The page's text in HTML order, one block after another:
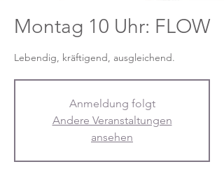
Montag 10 Uhr: FLOW
Lebendig, kräftigend, ausgleichend.
Anmeldung folgt
Andere Veranstaltungen
ansehen